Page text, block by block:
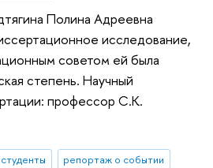
Полина Адреевна
исследование,
советом ей была
степень. Научный
профессор С.К.
студенты
репортаж о событии